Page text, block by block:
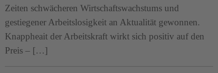
Zeiten schwächeren Wirtschaftswachstums und
gestiegener Arbeitslosigkeit an Aktualität gewonnen.
Knappheait der Arbeitskraft wirkt sich positiv auf den
Preis – […]